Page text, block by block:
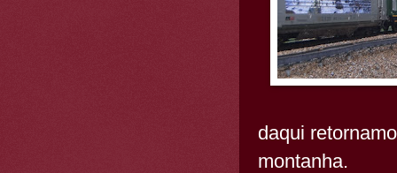
daqui
montanha.